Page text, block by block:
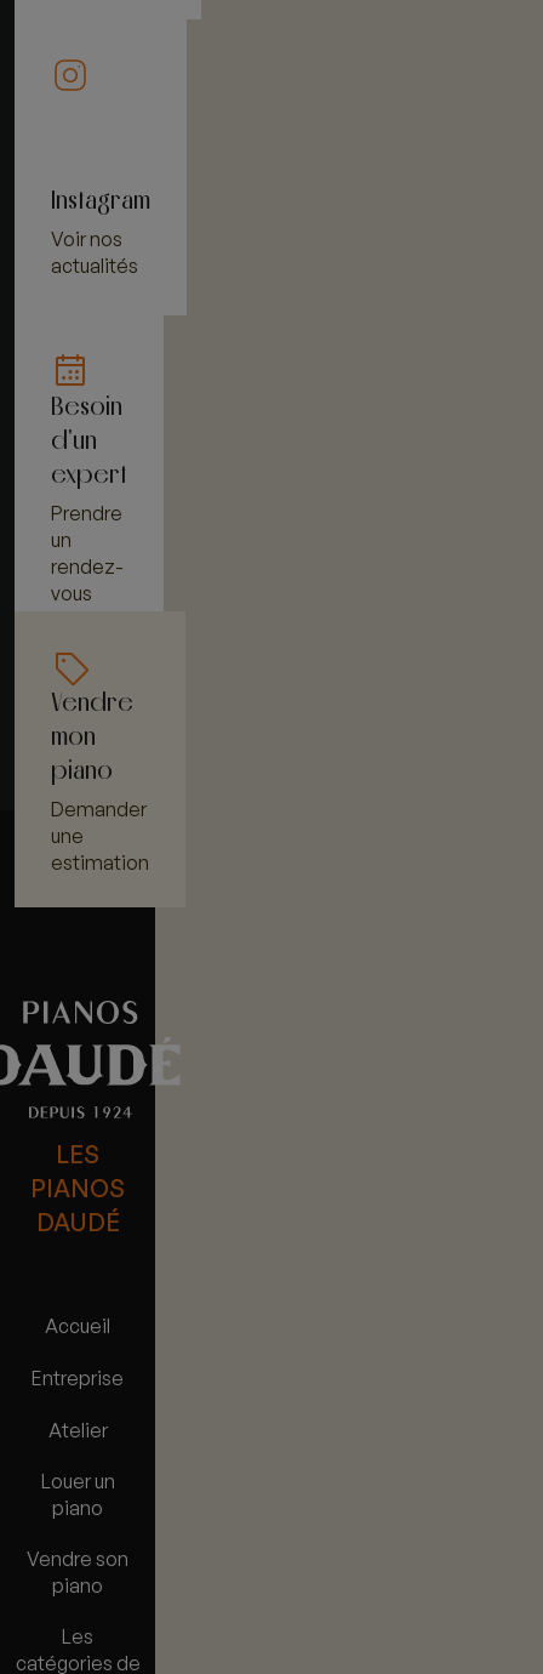
Instagram
Voir nos
actualités
Besoin
d'un
expert
Prendre
un
rendez-
vous
Vendre
mon
piano
Demander
une
estimation
LES
PIANOS
DAUDÉ
Accueil
Entreprise
Atelier
Louer un
piano
Vendre son
piano
Les
catégories de